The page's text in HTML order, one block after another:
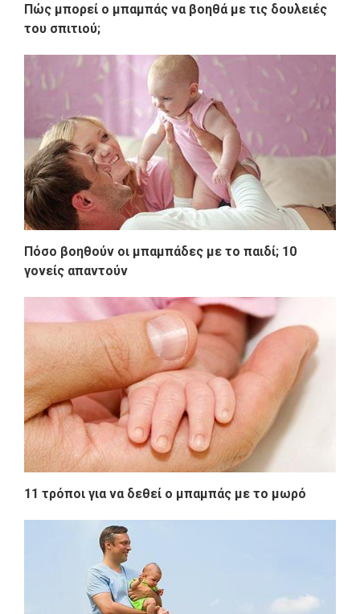
Πώς μπορεί ο μπαμπάς να βοηθά με τις δουλειές
του σπιτιού;
Πόσο βοηθούν οι μπαμπάδες με το παιδί; 10
γονείς απαντούν
11 τρόποι για να δεθεί ο μπαμπάς με το μωρό